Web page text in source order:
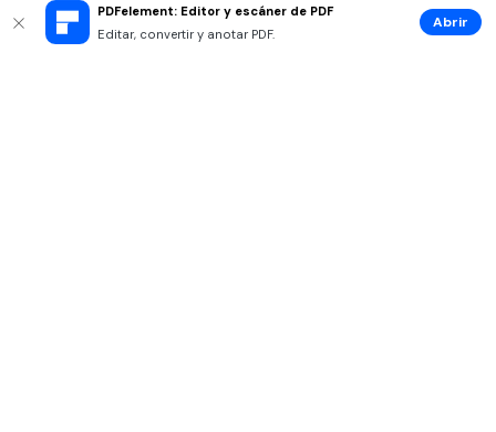
PDFelement: Editor y escáner de PDF
Editar, convertir y anotar PDF.
Abrir